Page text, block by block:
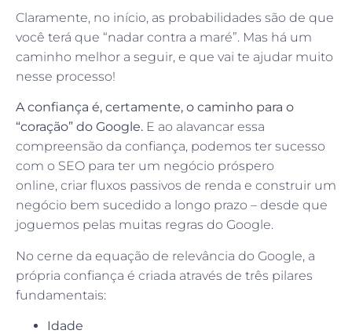
Claramente, no início, as probabilidades são de que
você terá que “nadar contra a maré”. Mas há um
caminho melhor a seguir, e que vai te ajudar muito
nesse processo!
A confiança é, certamente, o caminho para o
“coração” do Google. E ao alavancar essa
compreensão da confiança, podemos ter sucesso
com o SEO para ter um negócio próspero
online, criar fluxos passivos de renda e construir um
negócio bem sucedido a longo prazo – desde que
joguemos pelas muitas regras do Google.
No cerne da equação de relevância do Google, a
própria confiança é criada através de três pilares
fundamentais:
Idade